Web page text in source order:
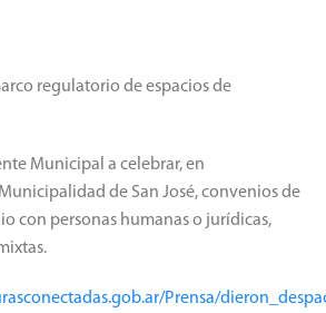
regulatorio de espacios de
Municipal a celebrar, en
de San José, convenios de
con personas humanas o jurídicas,
Prensa/